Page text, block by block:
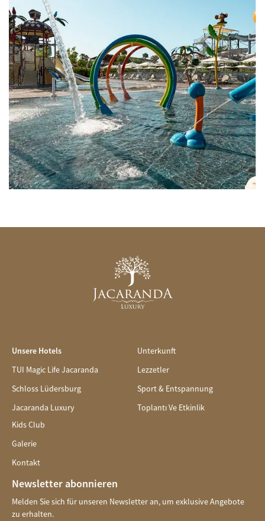
Unsere Hotels
TUI Magic Life Jacaranda
Schloss Lüdersburg
Jacaranda Luxury
Unterkunft
Lezzetler
Sport & Entspannung
Toplantı Ve Etkinlik
Kids Club
Galerie
Kontakt
Newsletter abonnieren
Melden Sie sich für unseren Newsletter an, um exklusive Angebote
zu erhalten.